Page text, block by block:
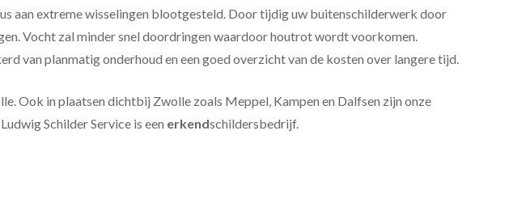
aan extreme wisselingen blootgesteld. Door tijdig uw buitenschilderwerk door
Vocht zal minder snel doordringen waardoor houtrot wordt voorkomen.
van planmatig onderhoud en een goed overzicht van de kosten over langere tijd.
Ook in plaatsen dichtbij Zwolle zoals Meppel, Kampen en Dalfsen zijn onze
Schilder Service is een erkendschildersbedrijf.